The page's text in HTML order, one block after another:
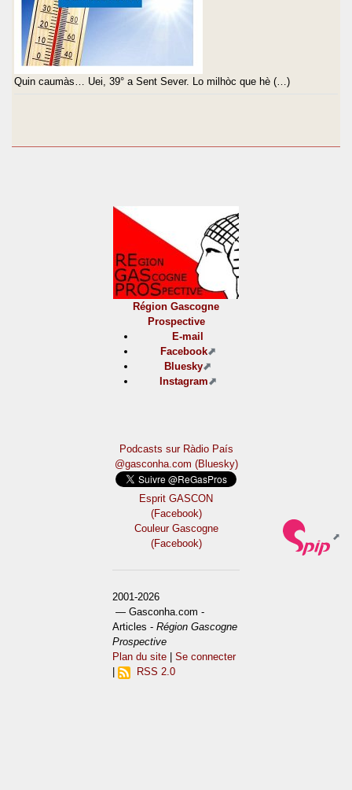
Quin caumàs… Uei, 39° a Sent Sever. Lo milhòc que hè (…)
Région Gascogne
Prospective
E-mail
Facebook
Bluesky
Instagram
Podcasts sur Ràdio País
@gasconha.com (Bluesky)
Esprit GASCON
(Facebook)
Couleur Gascogne
(Facebook)
2001-2026
— Gasconha.com -
Articles -Région Gascogne
Prospective
Plan du site |Se connecter
|
RSS 2.0